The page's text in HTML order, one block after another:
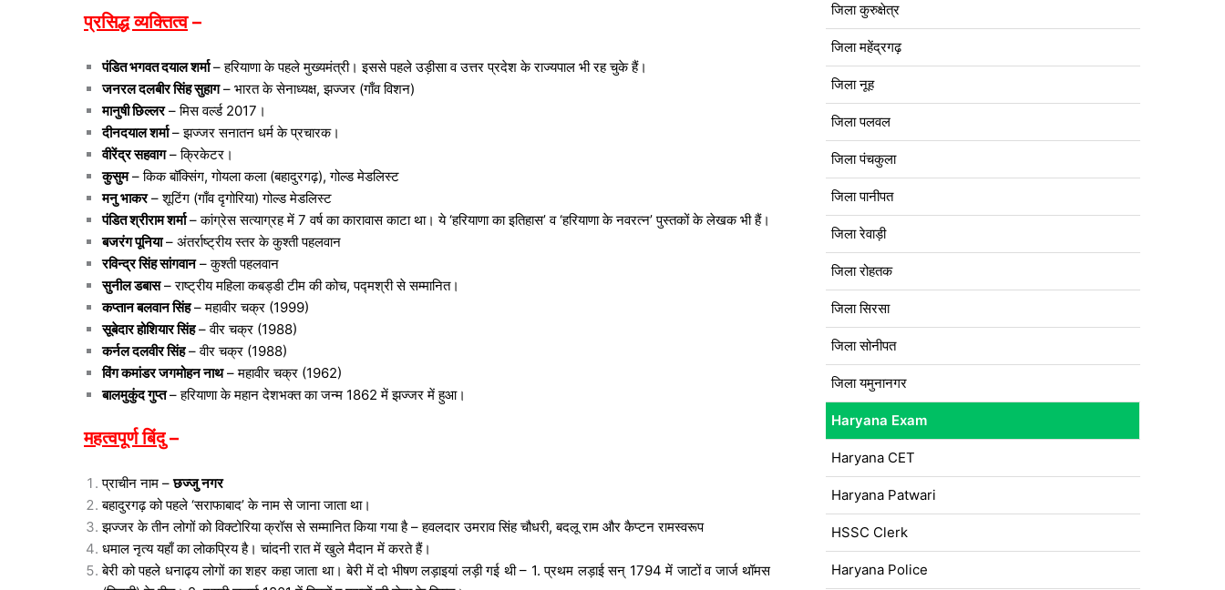
प्रसिद्ध व्यक्तित्व–
पंडित भगवत दयाल शर्मा– हरियाणा के पहले मुख्यमंत्री। इससे पहले उड़ीसा व उत्तर प्रदेश के राज्यपाल भी रह चुके हैं।
जनरल दलबीर सिंह सुहाग– भारत के सेनाध्यक्ष, झज्जर (गाँव विशन)
मानुषी छिल्लर– मिस वर्ल्ड 2017।
दीनदयाल शर्मा– झज्जर सनातन धर्म के प्रचारक।
वीरेंद्र सहवाग– क्रिकेटर।
कुसुम– किक बॉक्सिंग, गोयला कला (बहादुरगढ़), गोल्ड मेडलिस्ट
मनु भाकर– शूटिंग (गाँव दृगोरिया) गोल्ड मेडलिस्ट
पंडित श्रीराम शर्मा– कांग्रेस सत्याग्रह में 7 वर्ष का कारावास काटा था। ये ‘हरियाणा का इतिहास’ व ‘हरियाणा के नवरत्न’ पुस्तकों के लेखकभी हैं।
बजरंग पूनिया– अंतर्राष्ट्रीय स्तर के कुश्ती पहलवान
रविन्द्र सिंह सांगवान– कुश्ती पहलवान
सुनील डबास– राष्ट्रीय महिला कबड्डी टीम की कोच, पद्मश्री से सम्मानित।
कप्तान बलवान सिंह– महावीर चक्र (1999)
सूबेदार होशियार सिंह– वीर चक्र (1988)
कर्नल दलवीर सिंह– वीर चक्र (1988)
विंग कमांडर जगमोहन नाथ– महावीर चक्र (1962)
बालमुकुंद गुप्त– हरियाणा के महान देशभक्त का जन्म 1862 में झज्जर में हुआ।
महत्वपूर्ण बिंदु–
प्राचीन नाम –छज्जु नगर
बहादुरगढ़ को पहले ‘सराफाबाद’ के नाम से जाना जाता था।
झज्जर के तीन लोगों को विक्टोरिया क्रॉस से सम्मानित किया गया है – हवलदार उमराव सिंह चौधरी, बदलू राम और कैप्टन रामस्वरूप
धमाल नृत्य यहाँ का लोकप्रिय है। चांदनी रात में खुले मैदान में करते हैं।
बेरी को पहले धनाढ्य लोगों का शहर कहा जाता था। बेरी में दो भीषण लड़ाइयां लड़ी गई थी – 1. प्रथम लड़ाई सन् 1794 में जाटों व जार्ज थॉमस
जिला कुरुक्षेत्र
जिला महेंद्रगढ़
जिला नूह
जिला पलवल
जिला पंचकुला
जिला पानीपत
जिला रेवाड़ी
जिला रोहतक
जिला सिरसा
जिला सोनीपत
जिला यमुनानगर
Haryana Exam
Haryana CET
Haryana Patwari
HSSC Clerk
Haryana Police